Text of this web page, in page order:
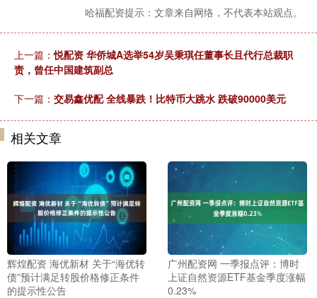
哈福配资提示：文章来自网络，不代表本站观点。
上一篇：悦配资 华侨城A选举54岁吴秉琪任董事长且代行总裁职
责，曾任中国建筑副总
下一篇： 交易鑫优配 全线暴跌！比特币大跳水 跌破90000美元
相关文章
辉煌配资 海优新材 关于“海优转
债”预计满足转股价格修正条件
的提示性公告
广州配资网 一季报点评：博时
上证自然资源ETF基金季度涨幅
0.23%